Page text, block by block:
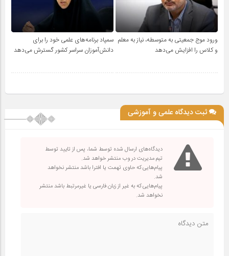
ورود موج جمعیتی به متوسطه، نیاز به معلم
و کلاس را افزایش می‌دهد
سمپاد برنامه‌های علمی خود را برای
دانش‌آموزان سراسر کشور گسترش می‌دهد
ثبت دیدگاه علمی و آموزشی
دیدگاه‌های ارسال شده توسط شما، پس از تایید توسط
تیم مدیریت در وب منتشر خواهد شد.
پیام‌هایی که حاوی تهمت یا افترا باشد منتشر نخواهد
شد.
پیام‌هایی که به غیر از زبان فارسی یا غیرمرتبط باشد منتشر
نخواهد شد.